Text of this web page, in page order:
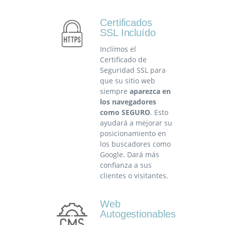
Certificados
SSL Incluído
Inclímos el
Certificado de
Seguridad SSL para
que su sitio web
siempre aparezca en
los navegadores
como SEGURO. Esto
ayudará a mejorar su
posicionamiento en
los buscadores como
Google. Dará más
confianza a sus
clientes o visitantes.
Web
Autogestionables